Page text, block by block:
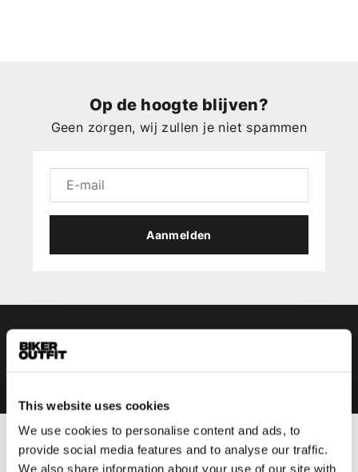
This website uses cookies
We use cookies to personalise content and ads, to
provide social media features and to analyse our traffic.
We also share information about your use of our site with
Op de hoogte blijven?
Geen zorgen, wij zullen je niet spammen
Aanmelden
Heren